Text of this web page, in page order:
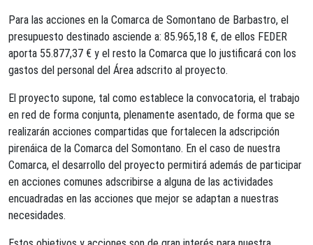
Para las acciones en la Comarca de Somontano de Barbastro, el
presupuesto destinado asciende a: 85.965,18 €, de ellos FEDER
aporta 55.877,37 € y el resto la Comarca que lo justificará con los
gastos del personal del Área adscrito al proyecto.
El proyecto supone, tal como establece la convocatoria, el trabajo
en red de forma conjunta, plenamente asentado, de forma que se
realizarán acciones compartidas que fortalecen la adscripción
pirenáica de la Comarca del Somontano. En el caso de nuestra
Comarca, el desarrollo del proyecto permitirá además de participar
en acciones comunes adscribirse a alguna de las actividades
encuadradas en las acciones que mejor se adaptan a nuestras
necesidades.